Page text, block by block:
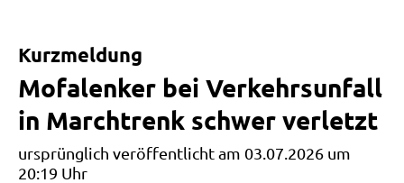
Kurzmeldung
Mofalenker bei Verkehrsunfall
in Marchtrenk schwer verletzt
ursprünglich veröffentlicht am 03.07.2026 um
20:19 Uhr